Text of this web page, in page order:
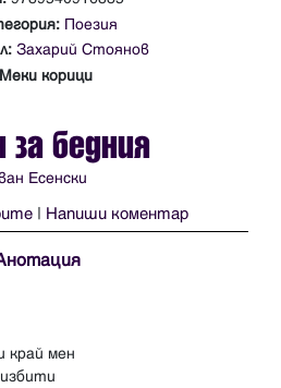
Поезия
Захарий Стоянов
Меки корици
за бедния
Есенски
| Напиши коментар
край мен